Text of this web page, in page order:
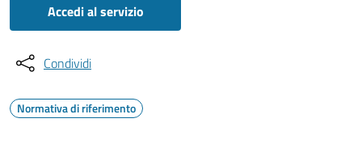
Accedi al servizio
Condividi
Normativa di riferimento